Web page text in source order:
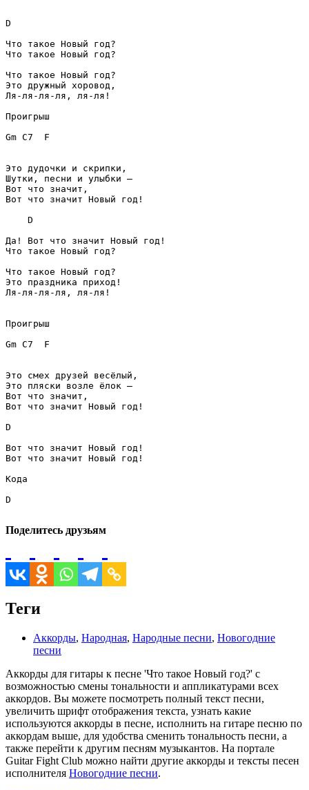
D
Что такое Новый год?
Что такое Новый год?
Что такое Новый год?
Это дружный хоровод,
Ля-ля-ля-ля, ля-ля!
Проигрыш
Gm C7 F
Это дудочки и скрипки,
Шутки, песни и улыбки –
Вот что значит,
Вот что значит Новый год!
D
Да! Вот что значит Новый год!
Что такое Новый год?
Что такое Новый год?
Это праздника приход!
Ля-ля-ля-ля, ля-ля!
Проигрыш
Gm C7 F
Это смех друзей весёлый,
Это пляски возле ёлок –
Вот что значит,
Вот что значит Новый год!
D
Вот что значит Новый год!
Вот что значит Новый год!
Кода
D
Поделитесь друзьям
Теги
Аккорды, Народная, Народные песни, Новогодние
песни
Аккорды для гитары к песне 'Что такое Новый год?' с
возможностью смены тональности и аппликатурами всех
аккордов. Вы можете посмотреть полный текст песни,
увеличить шрифт отображения текста, узнать какие
используются аккорды в песне, исполнить на гитаре песню по
аккордам выше, для удобства сменить тональность песни, а
также перейти к другим песням музыкантов. На портале
Guitar Fight Club можно найти другие аккорды и тексты песен
исполнителя Новогодние песни.